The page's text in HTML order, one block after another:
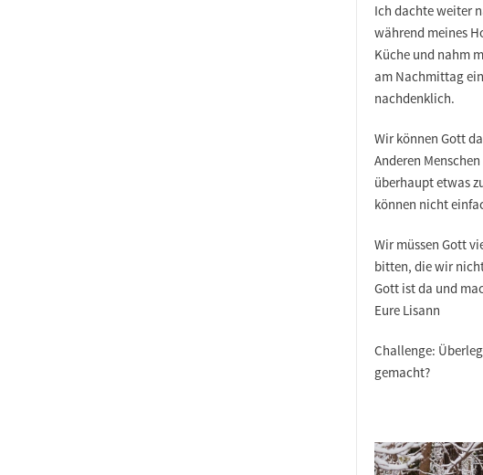
Ich dachte weiter
während meines
Küche und nahm
am Nachmittag
nachdenklich.
Wir können Gott
Anderen
überhaupt etwas
können nicht
Wir müssen Gott
bitten, die wir
Gott ist da und
Eure Lisann
Challenge:
gemacht?